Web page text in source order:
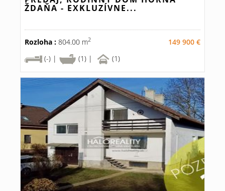
ŽDAŇA - EXKLUZÍVNE...
Rozloha : 804.00 m2
149 900 €
(-) |
(1) | (1)